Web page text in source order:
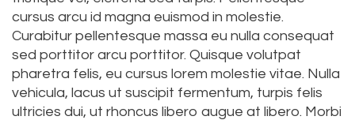
cursus arcu id magna euismod in molestie.
Curabitur pellentesque massa eu nulla consequat
sed porttitor arcu porttitor. Quisque volutpat
pharetra felis, eu cursus lorem molestie vitae. Nulla
vehicula, lacus ut suscipit fermentum, turpis felis
ultricies dui, ut rhoncus libero augue at libero. Morbi